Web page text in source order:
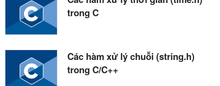
trong C
Các hàm xử lý chuỗi (string.h)
trong C/C++